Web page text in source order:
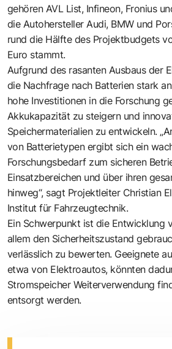
gehören AVL List, Infineon, Fronius
die Autohersteller Audi, BMW und
rund die Hälfte des Projektbudgets
Euro stammt.
Aufgrund des rasanten Ausbaus der
die Nachfrage nach Batterien stark
hohe Investitionen in die Forschung
Akkukapazität zu steigern und
Speichermaterialien zu entwickeln.
von Batterietypen ergibt sich ein
Forschungsbedarf zum sicheren
Einsatzbereichen und über ihren
hinweg“, sagt Projektleiter Christian
Institut für Fahrzeugtechnik.
Ein Schwerpunkt ist die Entwicklung
allem den Sicherheitszustand
verlässlich zu bewerten. Geeignete
etwa von Elektroautos, könnten
Stromspeicher Weiterverwendung
entsorgt werden.